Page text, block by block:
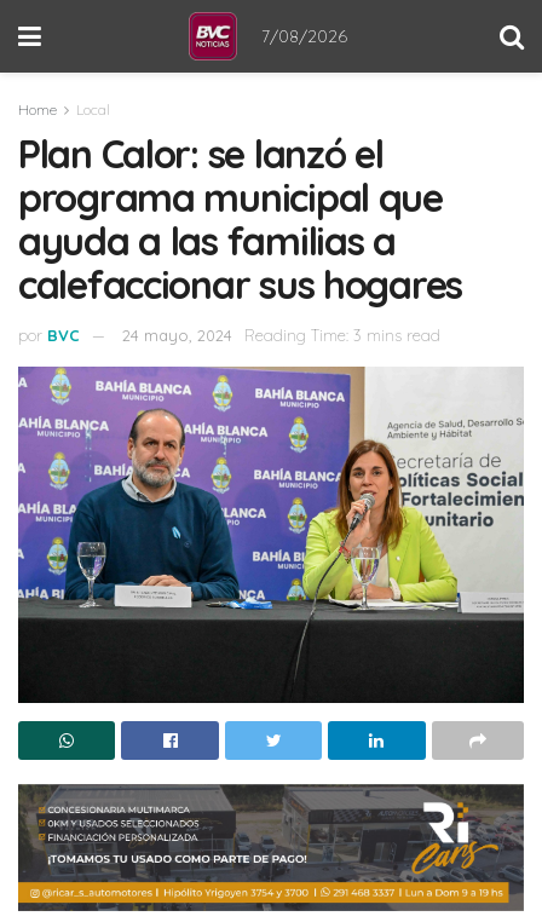
7/08/2026
Home Local
Plan Calor: se lanzó el
programa municipal que
ayuda a las familias a
calefaccionar sus hogares
por BVC 24 mayo, 2024 Reading Time: 3 mins read